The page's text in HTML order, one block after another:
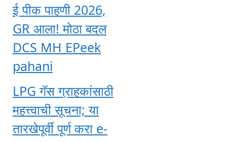
ई पीक पाहणी 2026,
GR आला! मोठा बदल
DCS MH EPeek
pahani
LPG गॅस ग्राहकांसाठी
महत्त्वाची सूचना; या
तारखेपूर्वी पूर्ण करा e-